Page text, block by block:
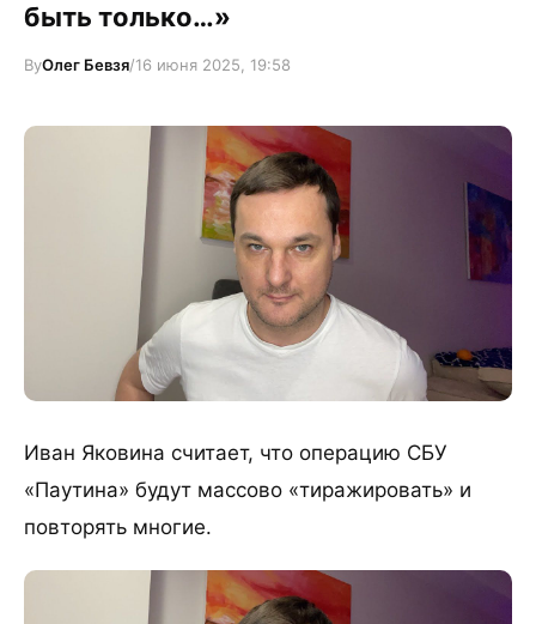
быть только…»
ByОлег Бевзя/16 июня 2025, 19:58
Иван Яковина считает, что операцию СБУ
«Паутина» будут массово «тиражировать» и
повторять многие.